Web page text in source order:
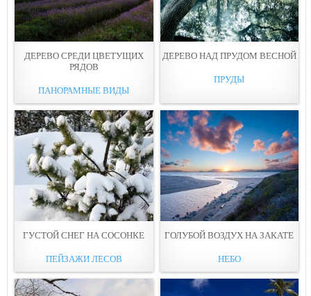
ДЕРЕВО СРЕДИ ЦВЕТУЩИХ
РЯДОВ
ПАНОРАМНЫЕ ВИДЫ
ДЕРЕВО НАД ПРУДОМ ВЕСНОЙ
ПРУДЫ
ГУСТОЙ СНЕГ НА СОСОНКЕ
ПЕЙЗАЖИ ЛЕСОВ
ГОЛУБОЙ ВОЗДУХ НА ЗАКАТЕ
НЕБО